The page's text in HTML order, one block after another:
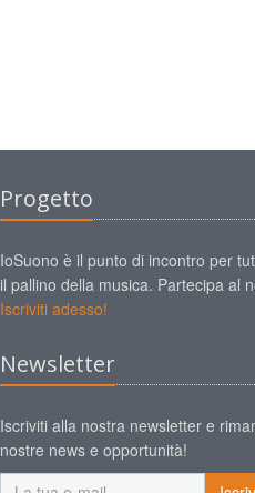
Progetto
IoSuono è il punto di incontro per
il pallino della musica. Partecipa al
Iscriviti adesso!
Newsletter
Iscriviti alla nostra newsletter e
nostre news e opportunità!